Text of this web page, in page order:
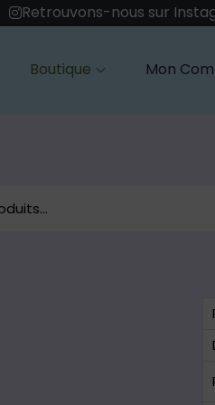
Retrouvons-nous sur
Boutique Mon